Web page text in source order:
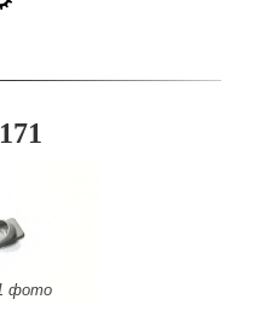
фото